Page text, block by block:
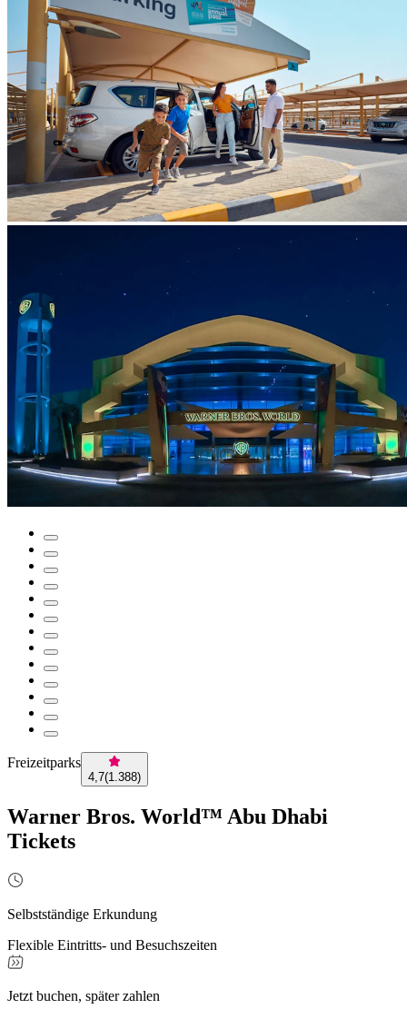
Freizeitparks
4,7(1.388)
Warner Bros. World™ Abu Dhabi
Tickets
Selbstständige Erkundung
Flexible Eintritts- und Besuchszeiten
Jetzt buchen, später zahlen